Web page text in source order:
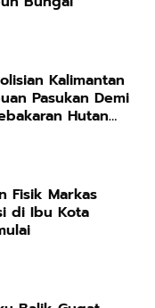
Kalimantan
Pasukan Demi
Hutan
Fisik Markas
di Ibu Kota